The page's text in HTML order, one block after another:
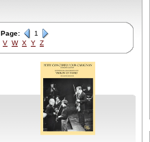
Page:
1
V W X Y Z